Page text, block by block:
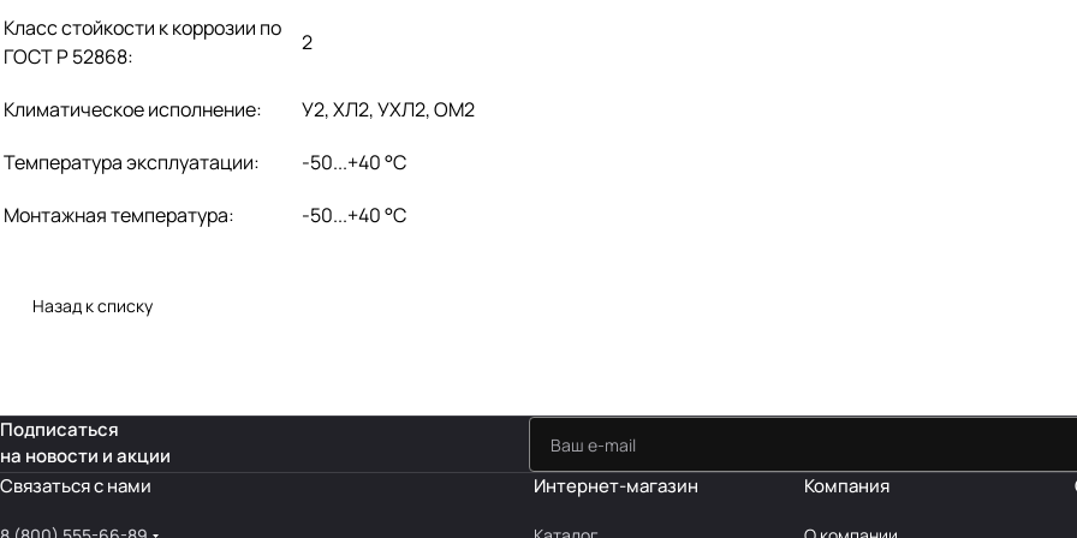
Класс стойкости к коррозии по
ГОСТ Р 52868:
2
Климатическое исполнение:
У2, ХЛ2, УХЛ2, ОМ2
Температура эксплуатации:
-50...+40 °C
Монтажная температура:
-50...+40 °C
Назад к списку
Подписаться
на новости и акции
Связаться с нами
Интернет-магазин Компания